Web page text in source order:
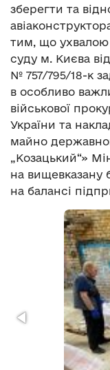
зберегти та
тим, що ухвалою
суду м. Києва
№ 757/795/18-к
в особливо
військової
України та
майно
„Козацький“»
на вищевказану
на балансі